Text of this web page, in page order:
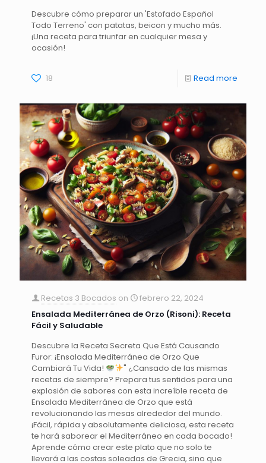
Descubre cómo preparar un 'Estofado Español
Todo Terreno' con patatas, beicon y mucho más.
¡Una receta para triunfar en cualquier mesa y
ocasión!
18 Read more
Recetas 3 Bocados on
febrero 22, 2024
Ensalada Mediterránea de Orzo (Risoni): Receta
Fácil y Saludable
Descubre la Receta Secreta Que Está Causando
Furor: ¡Ensalada Mediterránea de Orzo Que
Cambiará Tu Vida!
" ¿Cansado de las mismas
recetas de siempre? Prepara tus sentidos para una
explosión de sabores con esta increíble receta de
Ensalada Mediterránea de Orzo que está
revolucionando las mesas alrededor del mundo.
¡Fácil, rápida y absolutamente deliciosa, esta receta
te hará saborear el Mediterráneo en cada bocado!
Aprende cómo crear este plato que no solo te
llevará a las costas soleadas de Grecia, sino que